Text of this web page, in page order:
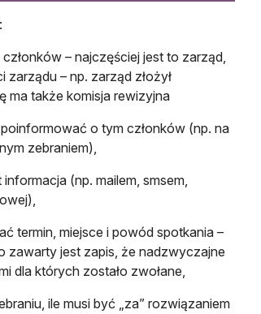
– najczęściej jest to zarząd,
– np. zarząd złożył
ma także komisja rewizyjna
o tym członków (np. na
zebraniem),
(np. mailem, smsem,
termin, miejsce i powód spotkania –
jest zapis, że nadzwyczajne
dla których zostało zwołane,
ile musi być „za” rozwiązaniem